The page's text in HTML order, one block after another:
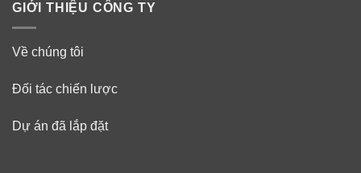
GIỚI THIỆU CÔNG TY
Về chúng tôi
Đối tác chiến lược
Dự án đã lắp đặt